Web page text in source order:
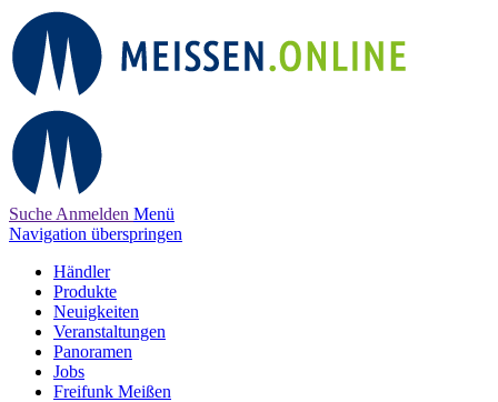
Suche Anmelden Menü
Navigation überspringen
Händler
Produkte
Neuigkeiten
Veranstaltungen
Panoramen
Jobs
Freifunk Meißen